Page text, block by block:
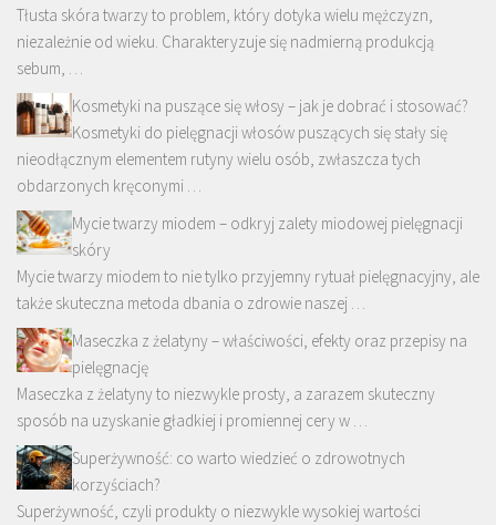
Tłusta skóra twarzy to problem, który dotyka wielu mężczyzn,
niezależnie od wieku. Charakteryzuje się nadmierną produkcją
sebum, …
Kosmetyki na puszące się włosy – jak je dobrać i stosować?
Kosmetyki do pielęgnacji włosów puszących się stały się
nieodłącznym elementem rutyny wielu osób, zwłaszcza tych
obdarzonych kręconymi …
Mycie twarzy miodem – odkryj zalety miodowej pielęgnacji
skóry
Mycie twarzy miodem to nie tylko przyjemny rytuał pielęgnacyjny, ale
także skuteczna metoda dbania o zdrowie naszej …
Maseczka z żelatyny – właściwości, efekty oraz przepisy na
pielęgnację
Maseczka z żelatyny to niezwykle prosty, a zarazem skuteczny
sposób na uzyskanie gładkiej i promiennej cery w …
Superżywność: co warto wiedzieć o zdrowotnych
korzyściach?
Superżywność, czyli produkty o niezwykle wysokiej wartości